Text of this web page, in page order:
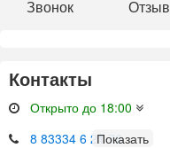
Звонок Отзыв
Контакты
Открыто до 18:00
8 83334 6 21 76